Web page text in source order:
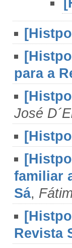
para a
José
familiar
Sá,
Revista